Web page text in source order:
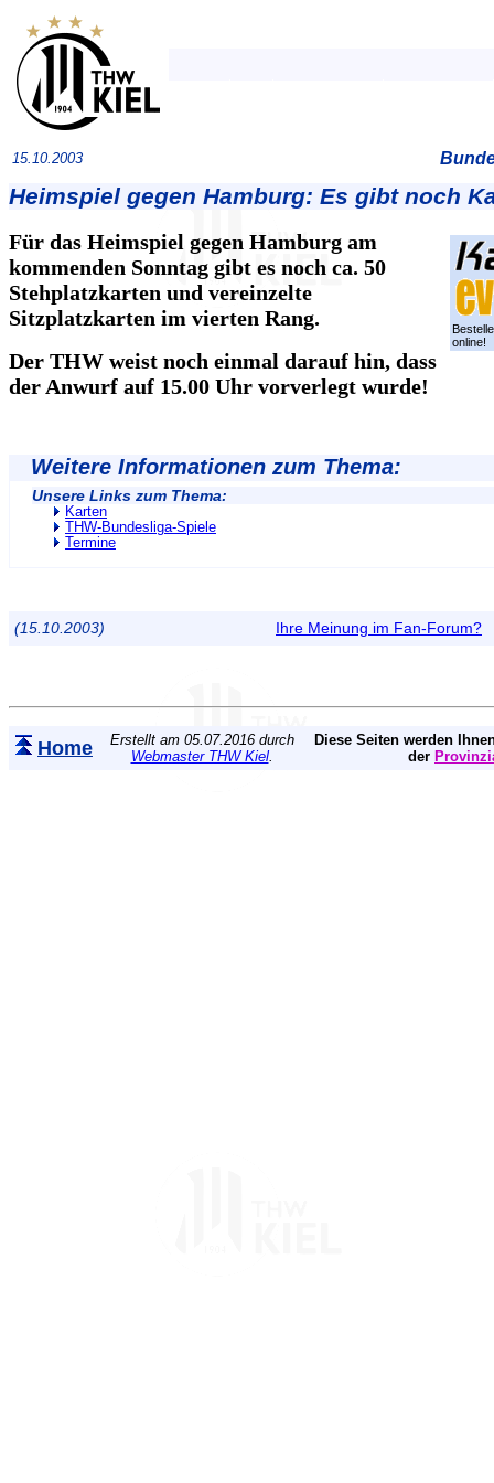
15.10.2003
Heimspiel gegen Hamburg: Es gibt noch
online!
Für das Heimspiel gegen Hamburg am
kommenden Sonntag gibt es noch ca. 50
Stehplatzkarten und vereinzelte
Sitzplatzkarten im vierten Rang.
Der THW weist noch einmal darauf hin, dass
der Anwurf auf 15.00 Uhr vorverlegt wurde!
Weitere Informationen zum Thema:
Unsere Links zum Thema:
Karten
THW-Bundesliga-Spiele
Termine
(15.10.2003) Ihre Meinung im Fan-Forum?
Home
Erstellt am 05.07.2016 durch
Webmaster THW Kiel.
Diese Seiten werden
der